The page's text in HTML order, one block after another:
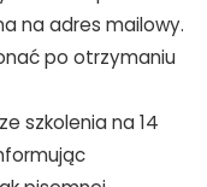
na adres mailowy.
po otrzymaniu
szkolenia na 14